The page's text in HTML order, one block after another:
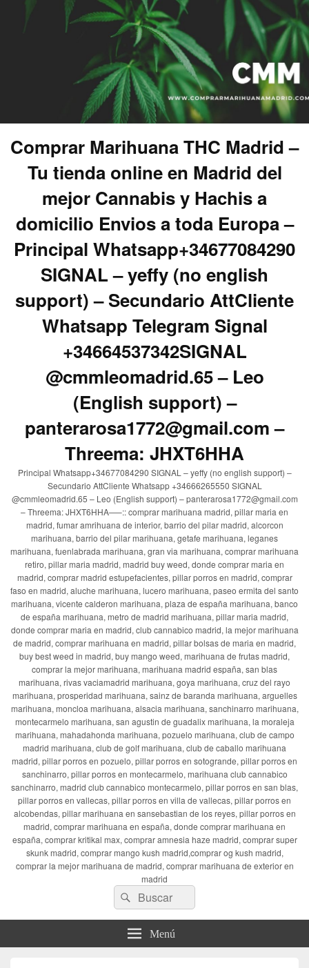
Comprar Marihuana THC Madrid –
Tu tienda online en Madrid del
mejor Cannabis y Hachis a
domicilio Envios a toda Europa –
Principal Whatsapp+34677084290
SIGNAL – yeffy (no english
support) – Secundario AttCliente
Whatsapp Telegram Signal
+34664537342SIGNAL
@cmmleomadrid.65 – Leo
(English support) –
panterarosa1772@gmail.com –
Threema: JHXT6HHA
Principal Whatsapp+34677084290 SIGNAL – yeffy (no english support) –
Secundario AttCliente Whatsapp +34666265550 SIGNAL
@cmmleomadrid.65 – Leo (English support) – panterarosa1772@gmail.com
– Threema: JHXT6HHA—–:: comprar marihuana madrid, pillar maria en
madrid, fumar amrihuana de interior, barrio del pilar madrid, alcorcon
marihuana, barrio del pilar marihuana, getafe marihuana, leganes
marihuana, fuenlabrada marihuana, gran via marihuana, comprar marihuana
retiro, pillar maria madrid, madrid buy weed, donde comprar maria en
madrid, comprar madrid estupefacientes, pillar porros en madrid, comprar
faso en madrid, aluche marihuana, lucero marihuana, paseo ermita del santo
marihuana, vicente calderon marihuana, plaza de españa marihuana, banco
de españa marihuana, metro de madrid marihuana, pillar maria madrid,
donde comprar maria en madrid, club cannabico madrid, la mejor marihuana
de madrid, comprar marihuana en madrid, pillar bolsas de maria en madrid,
buy best weed in madrid, buy mango weed, marihuana de frutas madrid,
comprar la mejor marihuana, marihuana madrid españa, san blas
marihuana, rivas vaciamadrid marihuana, goya marihuana, cruz del rayo
marihuana, prosperidad marihuana, sainz de baranda marihuana, arguelles
marihuana, moncloa marihuana, alsacia marihuana, sanchinarro marihuana,
montecarmelo marihuana, san agustin de guadalix marihuana, la moraleja
marihuana, mahadahonda marihuana, pozuelo marihuana, club de campo
madrid marihuana, club de golf marihuana, club de caballo marihuana
madrid, pillar porros en pozuelo, pillar porros en sotogrande, pillar porros en
sanchinarro, pillar porros en montecarmelo, marihuana club cannabico
sanchinarro, madrid club cannabico montecarmelo, pillar porros en san blas,
pillar porros en vallecas, pillar porros en villa de vallecas, pillar porros en
alcobendas, pillar marihuana en sansebastian de los reyes, pillar porros en
madrid, comprar marihuana en españa, donde comprar marihuana en
españa, comprar kritikal max, comprar amnesia haze madrid, comprar super
skunk madrid, comprar mango kush madrid,comprar og kush madrid,
comprar la mejor marihuana de madrid, comprar marihuana de exterior en
madrid
Buscar
por:
Buscar
Menú